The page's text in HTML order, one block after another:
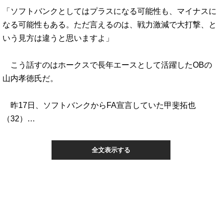
「ソフトバンクとしてはプラスになる可能性も、マイナスに
なる可能性もある。ただ言えるのは、戦力激減で大打撃、と
いう見方は違うと思いますよ」
こう話すのはホークスで長年エースとして活躍したOBの
山内孝徳氏だ。
昨17日、ソフトバンクからFA宣言していた甲斐拓也
（32）…
全文表示する